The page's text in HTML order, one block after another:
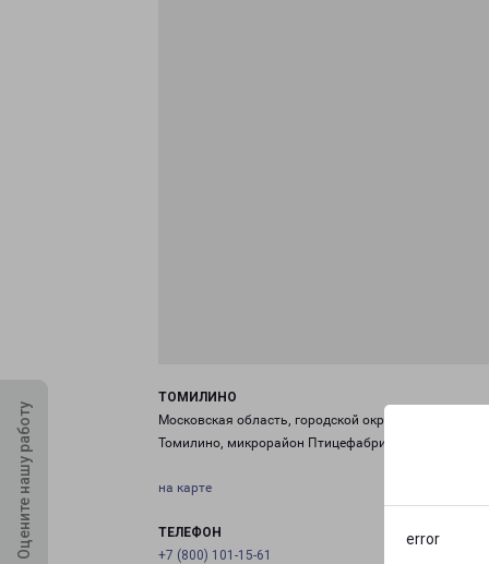
error
Оцените нашу работу
ТОМИЛИНО
Московская область, городской округ Люберцы, п. г.
Томилино, микрорайон Птицефабрика, к. 9
на карте
ТЕЛЕФОН
+7 (800) 101-15-61